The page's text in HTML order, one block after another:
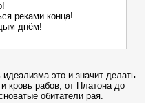
реками конца!
днём!
это и значит делать
кровь рабов, от Платона до
обитатели рая.